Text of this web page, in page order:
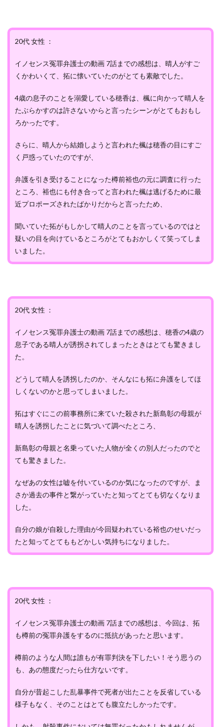
20代 女性 ：
イノセンス冤罪弁護士の動画 7話までの感想は、晴人がすご
くかわいくて、拓に懐いていたのがとても素敵でした。
4歳の息子のことを溺愛している穂香は、楓に向かって晴人を
たぶらかすのは許さないからと言ったシーンがとてもおもし
ろかったです。
さらに、晴人から結婚しようと言われた楓は穂香の目にすご
く戸惑っていたのですが、
弁護を引き受けることになった樽前裕也の元に調査に行った
ところ、裕也にも付き合ってと言われた楓は逃げるために最
近プロポーズされたばかりだからと言ったため、
聞いていた拓がもしかして晴人のことを言っているのではと
疑いの目を向けているところがとてもおかしくて笑ってしま
いました。
20代 女性 ：
イノセンス冤罪弁護士の動画 7話までの感想は、穂香の4歳の
息子である晴人が誘拐されてしまったときはとても驚きまし
た。
どうして晴人を誘拐したのか、そんなにも拓に弁護をしてほ
しくないのかと思ってしまいました。
拓はすぐにこの前事務所に来ていた殺された新島彰の母親が
晴人を誘拐したことに気づいて調べたところ、
新島彰の母親と名乗っていた人物が全くの別人だったのでと
ても驚きました。
なぜあの女性は嘘を付いているのか気になったのですが、ま
さか過去の事件と繋がっていたと知ってとても切なくなりま
した。
自分の娘が自殺した理由が今回疑われている裕也のせいだっ
たと知ってとてももどかしい気持ちになりました。
20代 女性 ：
イノセンス冤罪弁護士の動画 7話までの感想は、今回は、拓
も樽前の冤罪弁護をするのに抵抗があったと思います。
樽前のような人間は誰もが有罪判決を下したい！そう思うの
も、あの態度だったら仕方ないです。
自分が昔起こした乱暴事件で死者が出たことを反省している
様子もなく、そのことはとても腹立たしかったです。